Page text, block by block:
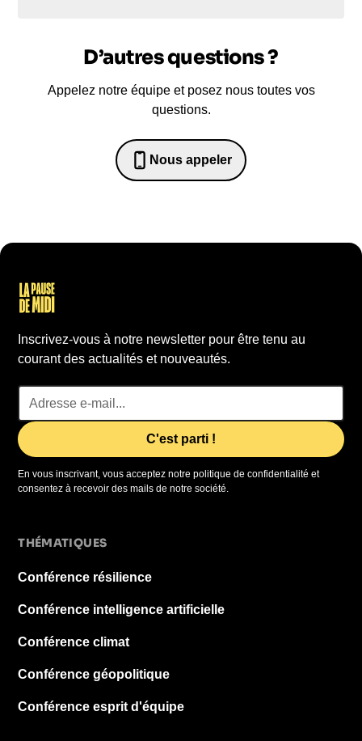
D’autres questions ?
Appelez notre équipe et posez nous toutes vos
questions.
Nous appeler
0652698481
Inscrivez-vous à notre newsletter pour être tenu au
courant des actualités et nouveautés.
En vous inscrivant, vous acceptez notre politique de confidentialité et
consentez à recevoir des mails de notre société.
THÉMATIQUES
Conférence résilience
Conférence intelligence artificielle
Conférence climat
Conférence géopolitique
Conférence esprit d'équipe